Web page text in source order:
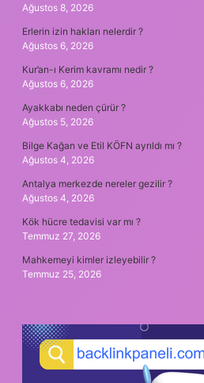
Ağustos 8, 2026
Erlerin izin hakları nelerdir ?
Ağustos 6, 2026
Kur’an-ı Kerim kavramı nedir ?
Ağustos 6, 2026
Ayakkabı neden çürür ?
Ağustos 5, 2026
Bilge Kağan ve Etil KÖFN ayrıldı mı ?
Ağustos 4, 2026
Antalya merkezde nereler gezilir ?
Ağustos 4, 2026
Kök hücre tedavisi var mı ?
Temmuz 27, 2026
Mahkemeyi kimler izleyebilir ?
Temmuz 25, 2026